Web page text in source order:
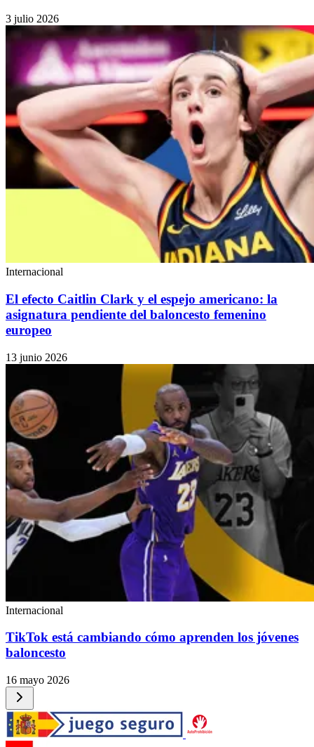
3 julio 2026
Internacional
El efecto Caitlin Clark y el espejo americano: la
asignatura pendiente del baloncesto femenino
europeo
13 junio 2026
Internacional
TikTok está cambiando cómo aprenden los jóvenes
baloncesto
16 mayo 2026